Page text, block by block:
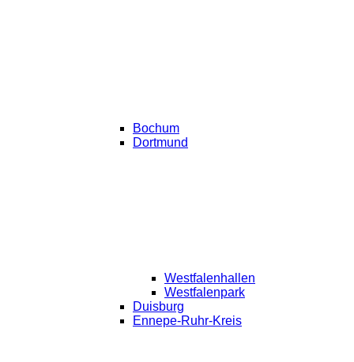
Bochum
Dortmund
Westfalenhallen
Westfalenpark
Duisburg
Ennepe-Ruhr-Kreis